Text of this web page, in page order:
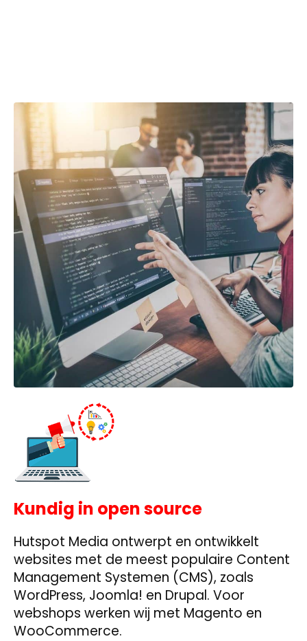
Kundig in open source
Hutspot Media ontwerpt en ontwikkelt
websites met de meest populaire Content
Management Systemen (CMS), zoals
WordPress, Joomla! en Drupal. Voor
webshops werken wij met Magento en
WooCommerce.